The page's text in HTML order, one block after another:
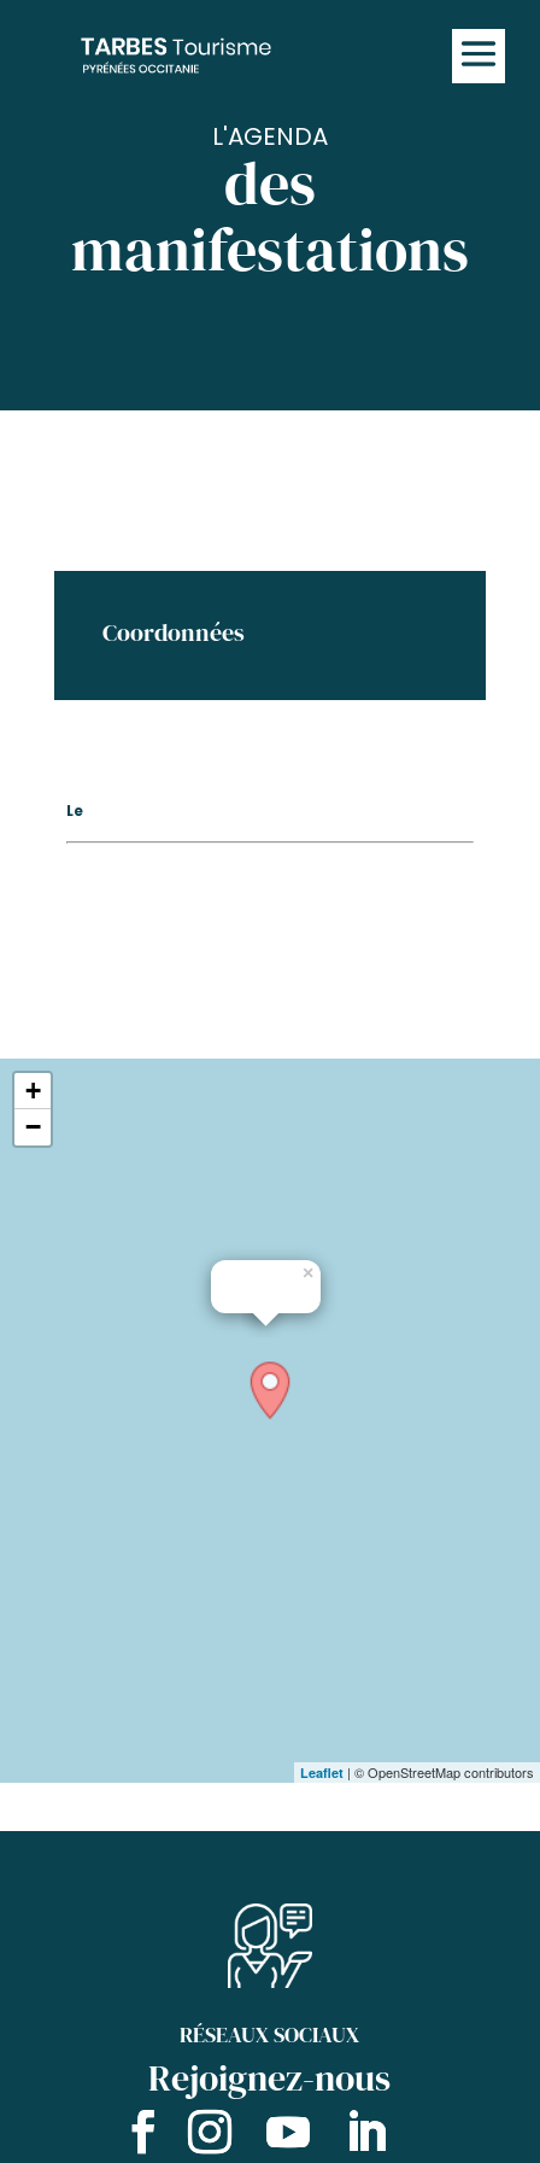
L'AGENDA
des
manifestations
Coordonnées
Le
×
+
−
Leaflet | © OpenStreetMap contributors
RÉSEAUX SOCIAUX
Rejoignez-nous